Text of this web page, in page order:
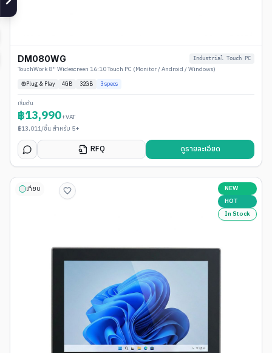
DM080WG Industrial Touch PC
TouchWork 8" Widescreen 16:10 Touch PC (Monitor / Android / Windows)
Plug & Play 4GB 32GB 3specs
เริ่มต้น
฿13,990+VAT
฿13,011/ชิ้น สำหรับ 5+
RFQ ดูรายละเอียด
เทียบ
NEW
HOT
In Stock